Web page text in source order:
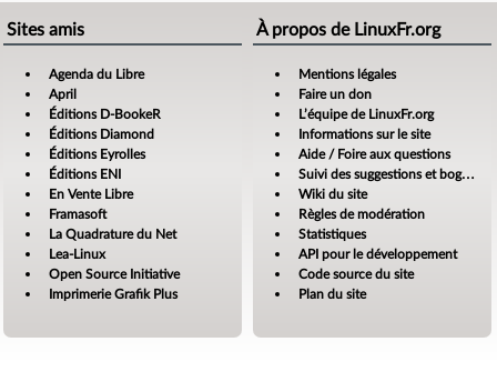
Sites amis
Agenda du Libre
April
Éditions D-BookeR
Éditions Diamond
Éditions Eyrolles
Éditions ENI
En Vente Libre
Framasoft
La Quadrature du Net
Lea-Linux
Open Source Initiative
Imprimerie Grafik Plus
À propos de LinuxFr.org
Mentions légales
Faire un don
L’équipe de LinuxFr.org
Informations sur le site
Aide / Foire aux questions
Suivi des suggestions et bogues
Wiki du site
Règles de modération
Statistiques
API pour le développement
Code source du site
Plan du site